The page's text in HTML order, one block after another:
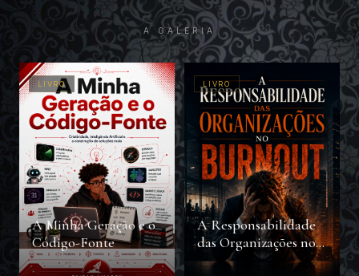
A GALERIA
LIVRO
A Minha Geração e o
Código-Fonte
LIVRO
A Responsabilidade
das Organizações no
Burnout